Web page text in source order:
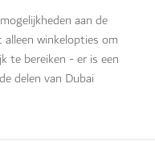
aan de
winkelopties om
te bereiken - er is een
delen van Dubai